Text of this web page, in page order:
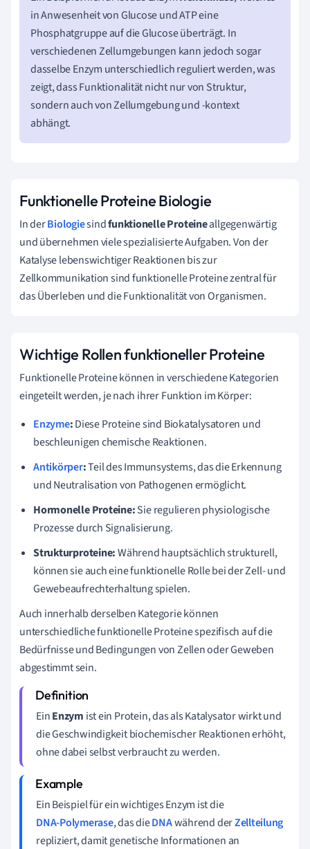
in Anwesenheit von Glucose und ATP eine
Phosphatgruppe auf die Glucose überträgt. In
verschiedenen Zellumgebungen kann jedoch sogar
dasselbe Enzym unterschiedlich reguliert werden, was
zeigt, dass Funktionalität nicht nur von Struktur,
sondern auch von Zellumgebung und -kontext
abhängt.
Funktionelle Proteine Biologie
In derBiologiesindfunktionelle Proteineallgegenwärtig
und übernehmen viele spezialisierte Aufgaben. Von der
Katalyse lebenswichtiger Reaktionen bis zur
Zellkommunikation sind funktionelle Proteine zentral für
das Überleben und die Funktionalität von Organismen.
Wichtige Rollen funktioneller Proteine
Funktionelle Proteine können in verschiedene Kategorien
eingeteilt werden, je nach ihrer Funktion im Körper:
Enzyme:Diese Proteine sind Biokatalysatoren und
beschleunigen chemische Reaktionen.
Antikörper:Teil des Immunsystems, das die Erkennung
und Neutralisation von Pathogenen ermöglicht.
Hormonelle Proteine:Sie regulieren physiologische
Prozesse durch Signalisierung.
Strukturproteine:Während hauptsächlich strukturell,
können sie auch eine funktionelle Rolle bei der Zell- und
Gewebeaufrechterhaltung spielen.
Auch innerhalb derselben Kategorie können
unterschiedliche funktionelle Proteine spezifisch auf die
Bedürfnisse und Bedingungen von Zellen oder Geweben
abgestimmt sein.
EinEnzym ist ein Protein, das als Katalysator wirkt und
die Geschwindigkeit biochemischer Reaktionen erhöht,
ohne dabei selbst verbraucht zu werden.
Ein Beispiel für ein wichtiges Enzym ist die
DNA-Polymerase, das dieDNAwährend derZellteilung
repliziert, damit genetische Informationen an